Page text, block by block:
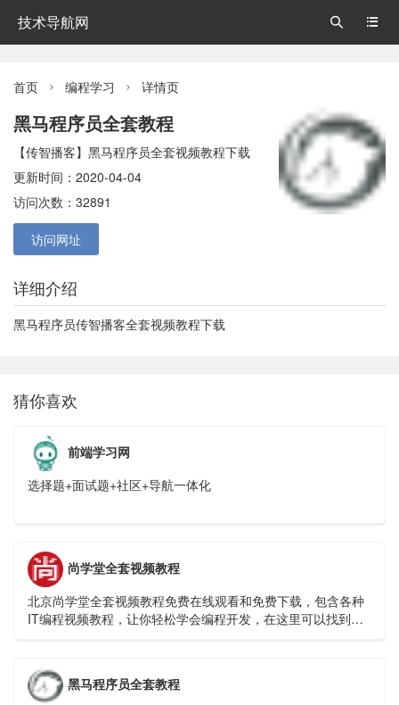
技术导航网 

首页  编程学习  详情页
黑马程序员全套教程
【传智播客】黑马程序员全套视频教程下载
更新时间：2020-04-04
访问次数：32891
访问网址
详细介绍
黑马程序员传智播客全套视频教程下载
猜你喜欢
前端学习网
选择题+面试题+社区+导航一体化
尚学堂全套视频教程
北京尚学堂全套视频教程免费在线观看和免费下载，包含各种
IT编程视频教程，让你轻松学会编程开发，在这里可以找到你
黑马程序员全套教程